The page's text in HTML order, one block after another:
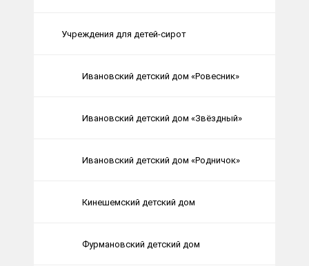
Учреждения для детей-сирот
Ивановский детский дом «Ровесник»
Ивановский детский дом «Звёздный»
Ивановский детский дом «Родничок»
Кинешемский детский дом
Фурмановский детский дом